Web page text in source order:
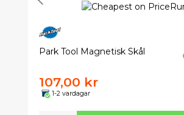
Park Tool Magnetisk Skål
107,00 kr
1-2 vardagar